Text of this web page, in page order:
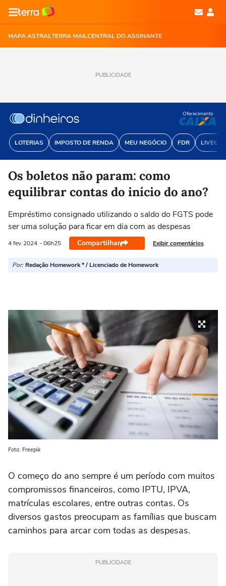
MAPA ASTRALTERRA MAILCENTRAL DO ASSINANTE
PUBLICIDADE
LOTERIAS IMPOSTO DE RENDA MEU NEGÓCIO FDR
Oferecimento
Os boletos não param: como
equilibrar contas do início do ano?
Empréstimo consignado utilizando o saldo do FGTS pode
ser uma solução para ficar em dia com as despesas
4 fev 2024 - 06h25 Compartilhar Exibir comentários
Por: Redação Homework * / Licenciado de Homework
Foto: Freepik
O começo do ano sempre é um período com muitos
compromissos financeiros, como IPTU, IPVA,
matrículas escolares, entre outras contas. Os
diversos gastos preocupam as famílias que buscam
caminhos para arcar com todas as despesas.
PUBLICIDADE